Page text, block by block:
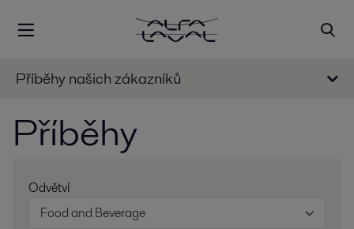
Příběhy našich zákazníků
Příběhy
Odvětví
Food and Beverage